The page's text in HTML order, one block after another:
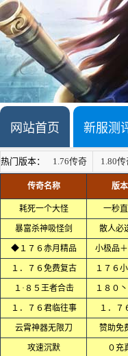
网站首页 新服测
热门版本： 1.76传奇 1.80传
传奇名称 版
耗死一个大怪 一秒
暴富杀神吸怪剑 散人必
◆１７６赤月精品 小极品
１．７６免费复古 １７６
１·８５王者合击 １８０
１．７６君临往事 １．７
云霄神器无限刀 赞助免
攻速沉默 ０充